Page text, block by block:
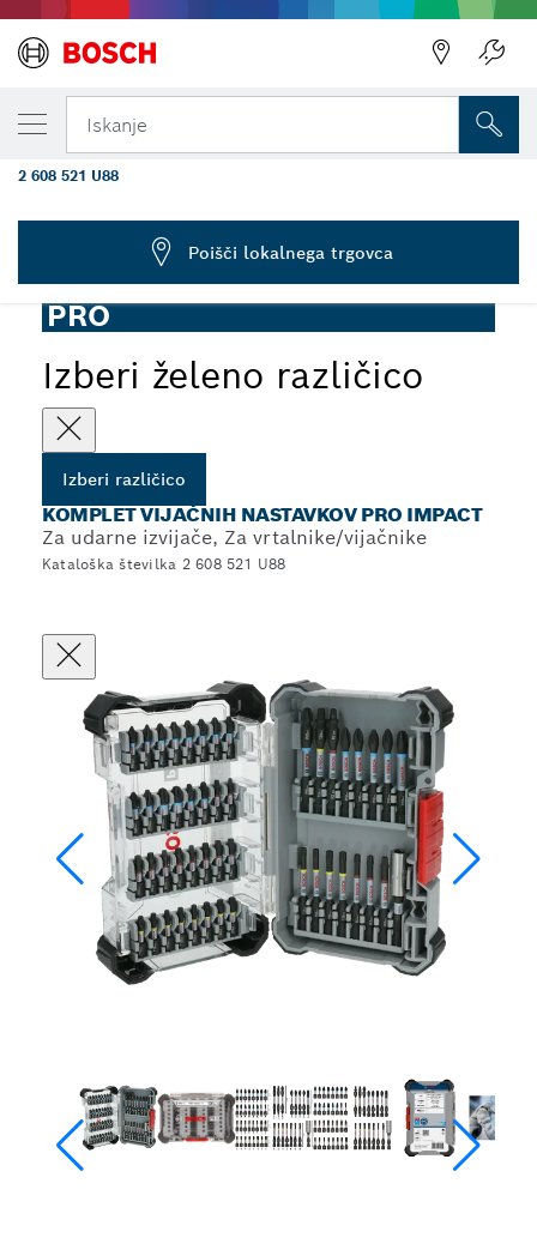
Iskanje
PRO
Izberi želeno različico
Izberi različico
KOMPLET VIJAČNIH NASTAVKOV PRO IMPACT
Za udarne izvijače, Za vrtalnike/vijačnike
Kataloška številka 2 608 521 U88
TRENUTNO IZBRANA RAZLIČICA
Komplet vijačnih nastavkov PRO Impact,
48-delni
2 608 521 U88
Poišči lokalnega trgovca